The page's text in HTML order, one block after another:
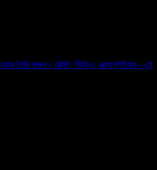
তৈরি করুন। টেক্সট, ভিডিও, এক্সপ্লেইনার—যে